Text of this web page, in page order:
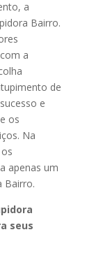
a
Bairro.
a
de
e
os
Na
apenas um
Bairro.
seus